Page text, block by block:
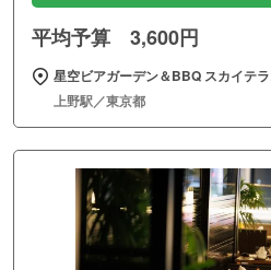
平均予算 3,600円
星空ビアガーデン＆BBQ スカイテ
上野駅／東京都